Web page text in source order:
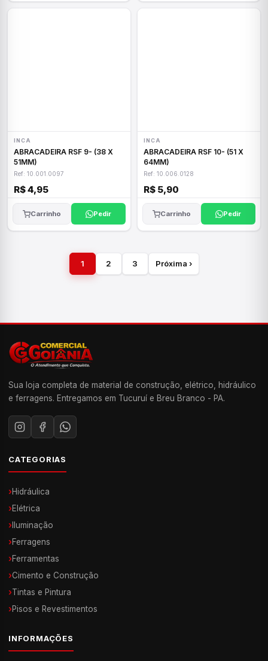
INCA
ABRACADEIRA RSF 9- (38 X
51MM)
Ref: 10.001.0097
R$ 4,95
Carrinho Pedir
INCA
ABRACADEIRA RSF 10- (51 X
64MM)
Ref: 10.006.0128
R$ 5,90
Carrinho Pedir
1 2 3 Próxima ›
Sua loja completa de material de construção, elétrico, hidráulico
e ferragens. Entregamos em Tucuruí e Breu Branco - PA.
CATEGORIAS
›Hidráulica
›Elétrica
› Iluminação
›Ferragens
›Ferramentas
›Cimento e Construção
›Tintas e Pintura
›Pisos e Revestimentos
INFORMAÇÕES